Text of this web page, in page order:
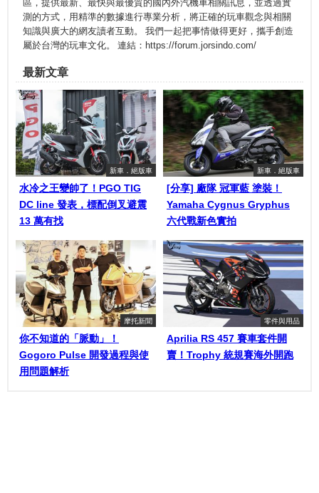
區，提供最新、最快與最優質的國內外汽機車相關訊息，並透過實
測的方式，用精準的數據進行專業分析，將正確的玩車觀念與相關
知識與廣大的網友讀者互動。 我們一起把事情做得更好，攜手創造
屬於台灣的玩車文化。 連結：https://forum.jorsindo.com/
最新文章
新車．絕版車
水冷之王變帥了！PGO TIG
DC line 發表，標配倒叉避震
13 萬有找
新車．絕版車
[分享] 廠隊 冠軍藍 塗裝！
Yamaha Cygnus Gryphus
六代戰新色實拍
摩托新聞
你不知道的「脈動」！
Gogoro Pulse 開發過程與使
用問題解析
零件與用品
Aprilia RS 457 賽車套件開
賣！Trophy 統規賽海外開跑